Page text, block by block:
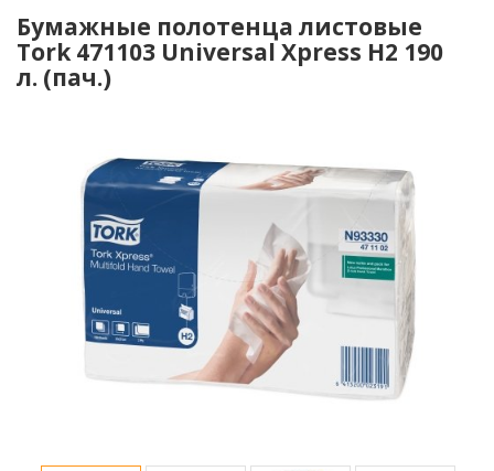
Бумажные полотенца листовые
Tork 471103 Universal Xpress H2 190
л. (пач.)